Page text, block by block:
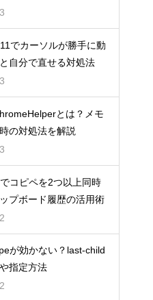
でカーソルが勝手に動
自分で直せる対処法
とは？メモ
の対処法を解説
コピペを2つ以上同時
プボード履歴の活用術
が効かない？last-child
指定方法